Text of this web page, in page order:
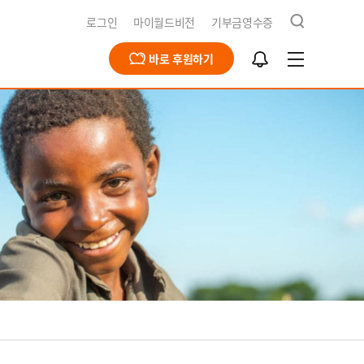
로그인 마이월드비전 기부금영수증
호 북한사업
토어
호사업
북한사업
영양사업
식수사업
제해결 보고서
용
근로자 채용공고
바로 후원하기
알
함